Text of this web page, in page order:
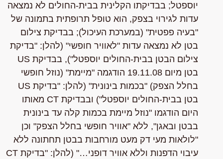
יוספטל; בבדיקתו הקלינית בבית-החולים לא נמצאה
עדות לגירוי בצפק, הוא טופל תרופתית בתמונה של
"בעיה פפטית" (במערכת העיכול); בבדיקת צילום
בטן לא נמצאה עדות "לאוויר חופשי" (להלן: "בדיקת
צילום הבטן בבית-החולים יוספטל"), בבדיקת US
בטן מיום 19.11.08 הודגמה "מיימת" (נוזל חופשי
בחלל הצפק) "בכמות בינונית" (להלן: "בדיקת US
בטן בבית-החולים יוספטל") ובבדיקת CT מאותו
היום הודגמו "נוזל מיימת בכמות קלה עד בינונית
בבטן ובאגן", ללא "אוויר חופשי בחלל הצפק" וכן
"לולאות מעי דק מעט מורחבות בבטן תחתונה ללא
עיבוי הדפנות וללא אוויר דופני…" (להלן: "בדיקת CT